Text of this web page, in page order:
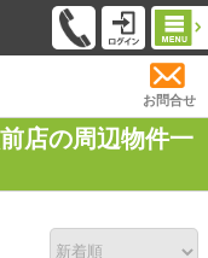
お問合せ
店の周辺物件一